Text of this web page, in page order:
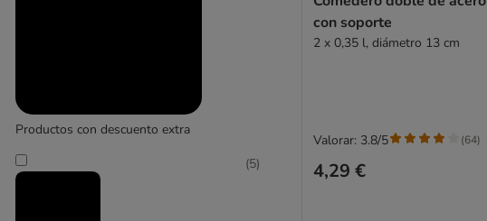
Productos con descuento extra
(5)
con soporte
2 x 0,35 l, diámetro 13 cm
4,29 €
Valorar: 3.8/5 (64)